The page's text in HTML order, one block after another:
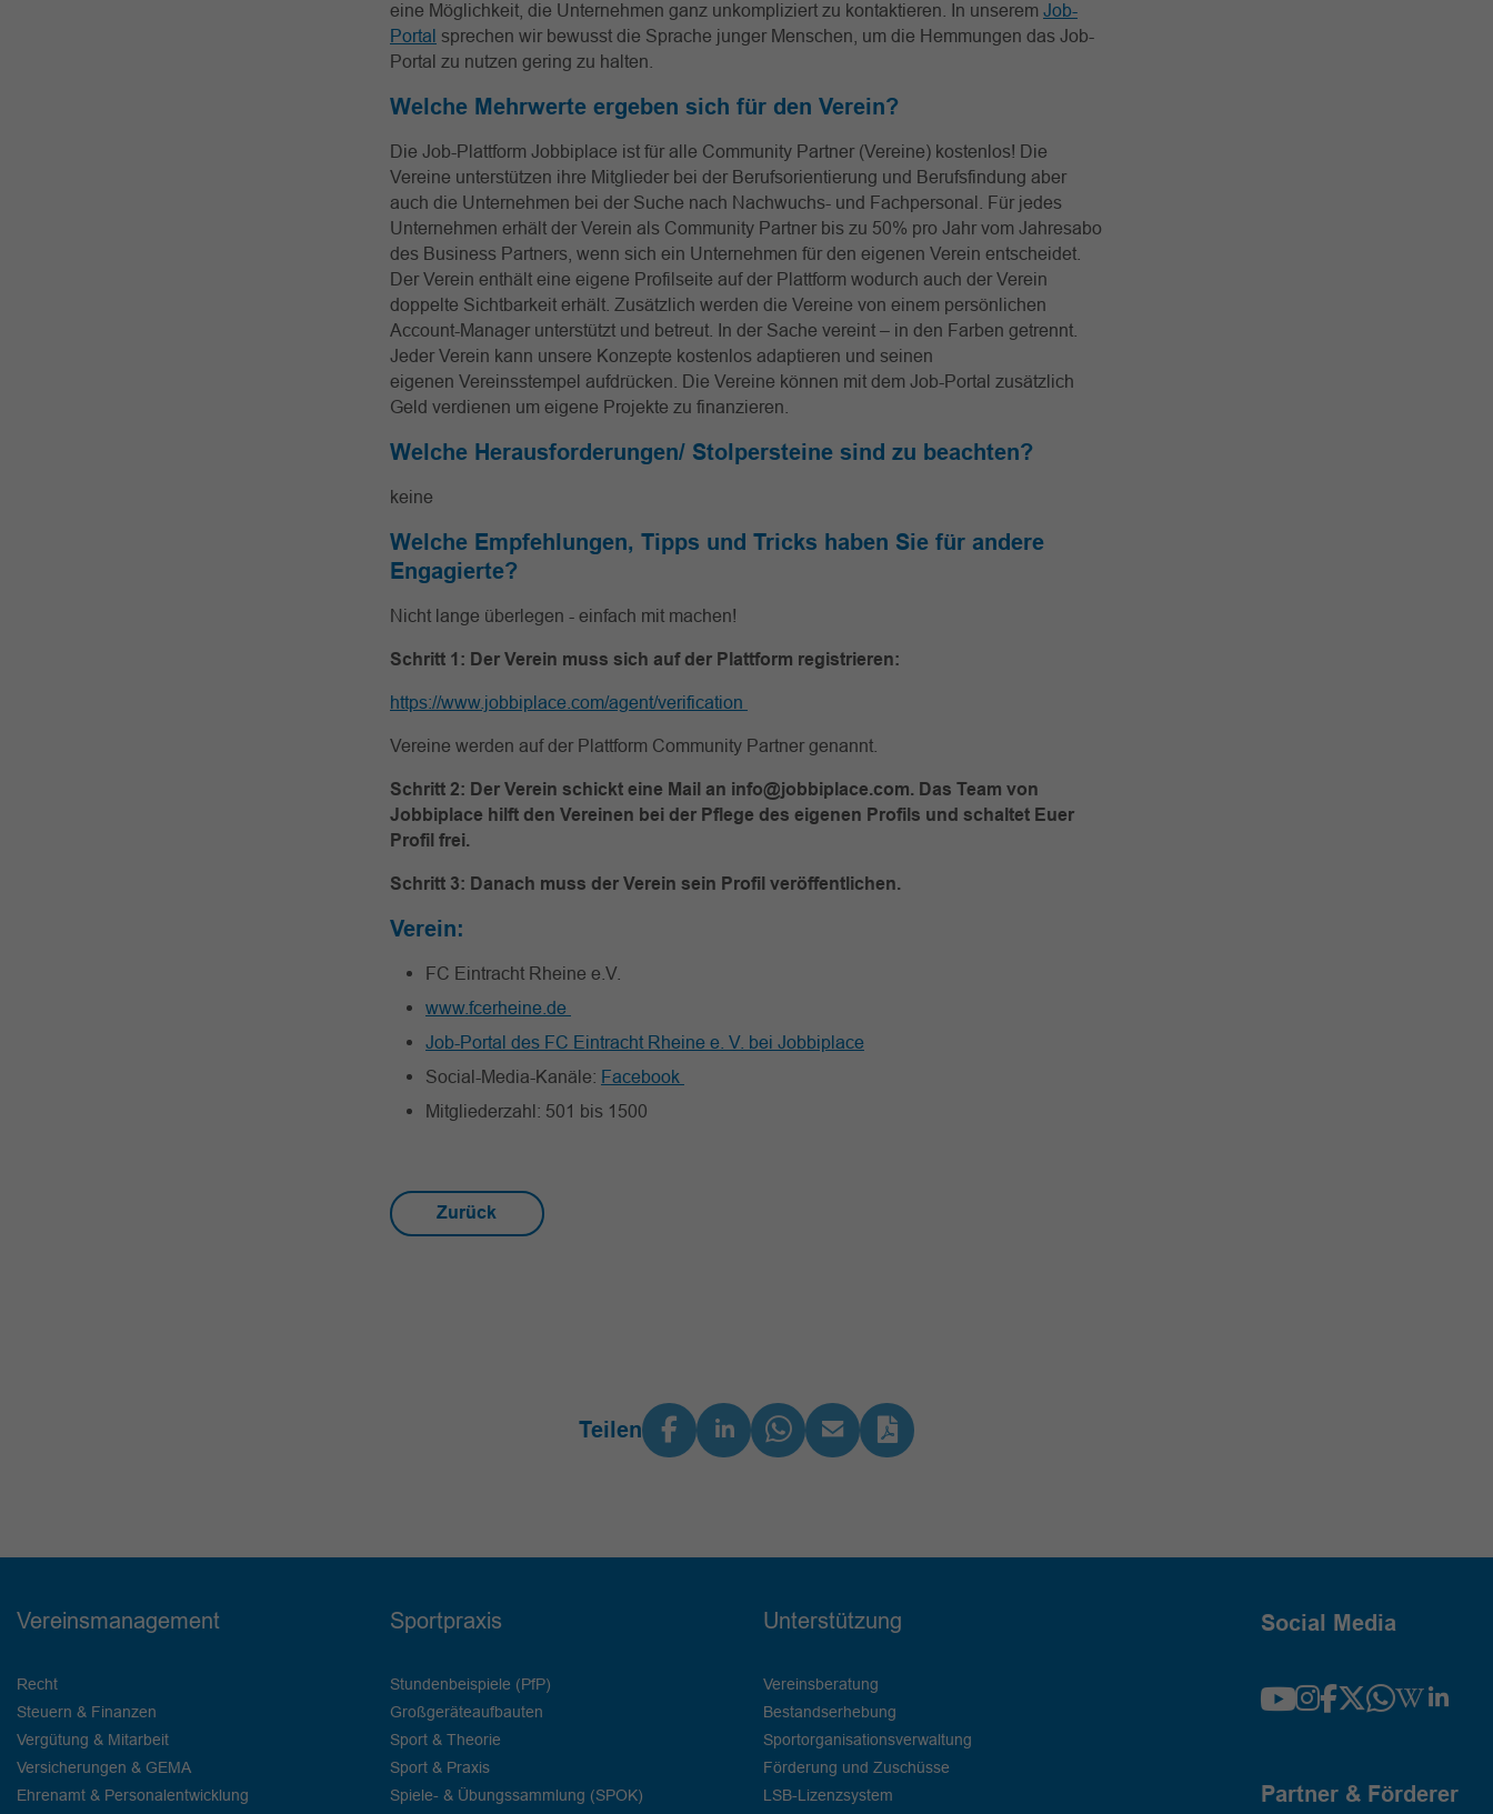
eine Möglichkeit, die Unternehmen ganz unkompliziert zu kontaktieren. In unserem Job-
Portal sprechen wir bewusst die Sprache junger Menschen, um die Hemmungen das Job-
Portal zu nutzen gering zu halten.
Welche Mehrwerte ergeben sich für den Verein?
Die Job-Plattform Jobbiplace ist für alle Community Partner (Vereine) kostenlos! Die
Vereine unterstützen ihre Mitglieder bei der Berufsorientierung und Berufsfindung aber
auch die Unternehmen bei der Suche nach Nachwuchs- und Fachpersonal. Für jedes
Unternehmen erhält der Verein als Community Partner bis zu 50% pro Jahr vom Jahresabo
des Business Partners, wenn sich ein Unternehmen für den eigenen Verein entscheidet.
Der Verein enthält eine eigene Profilseite auf der Plattform wodurch auch der Verein
doppelte Sichtbarkeit erhält. Zusätzlich werden die Vereine von einem persönlichen
Account-Manager unterstützt und betreut. In der Sache vereint – in den Farben getrennt.
Jeder Verein kann unsere Konzepte kostenlos adaptieren und seinen
eigenen Vereinsstempel aufdrücken. Die Vereine können mit dem Job-Portal zusätzlich
Geld verdienen um eigene Projekte zu finanzieren.
Welche Herausforderungen/ Stolpersteine sind zu beachten?
keine
Welche Empfehlungen, Tipps und Tricks haben Sie für andere
Engagierte?
Nicht lange überlegen - einfach mit machen!
Schritt 1: Der Verein muss sich auf der Plattform registrieren:
https://www.jobbiplace.com/agent/verification
Vereine werden auf der Plattform Community Partner genannt.
Schritt 2: Der Verein schickt eine Mail an info@jobbiplace.com. Das Team von
Jobbiplace hilft den Vereinen bei der Pflege des eigenen Profils und schaltet Euer
Profil frei.
Schritt 3: Danach muss der Verein sein Profil veröffentlichen.
Verein:
FC Eintracht Rheine e.V.
www.fcerheine.de
Job-Portal des FC Eintracht Rheine e. V. bei Jobbiplace
Social-Media-Kanäle: Facebook
Mitgliederzahl: 501 bis 1500
Zurück
Teilen
Vereinsmanagement
Recht
Steuern & Finanzen
Vergütung & Mitarbeit
Versicherungen & GEMA
Ehrenamt & Personalentwicklung
Sportpraxis
Stundenbeispiele (PfP)
Großgeräteaufbauten
Sport & Theorie
Sport & Praxis
Spiele- & Übungssammlung (SPOK)
Unterstützung
Vereinsberatung
Bestandserhebung
Sportorganisationsverwaltung
Förderung und Zuschüsse
LSB-Lizenzsystem
Social Media
Partner & Förderer